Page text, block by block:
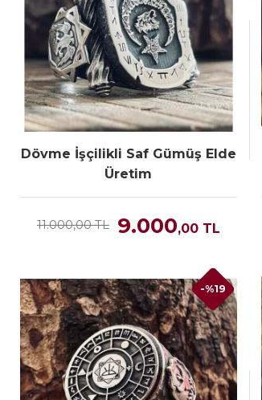
Dövme İşçilikli Saf Gümüş Elde
Üretim
11.000,00 TL 9.000,00TL
-%19